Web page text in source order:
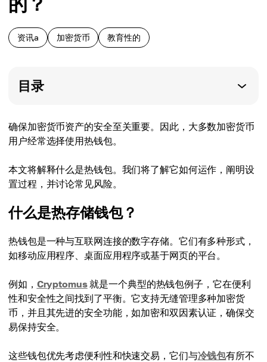
资讯a 加密货币 教育性的
目录
确保加密货币资产的安全至关重要。因此，大多数加密货币
用户经常选择使用热钱包。
本文将解释什么是热钱包。我们将了解它如何运作，阐明设
置过程，并讨论常见风险。
什么是热存储钱包？
热钱包是一种与互联网连接的数字存储。它们有多种形式，
如移动应用程序、桌面应用程序或基于网页的平台。
例如， Cryptomus就是一个典型的热钱包例子，它在便利
性和安全性之间找到了平衡。它支持无缝管理多种加密货
币，并且其先进的安全功能，如加密和双因素认证，确保交
易保持安全。
这些钱包优先考虑便利性和快速交易，它们与冷钱包有所不